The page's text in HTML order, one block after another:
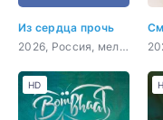
Из сердца прочь
2026, Россия, мелодрама
HD